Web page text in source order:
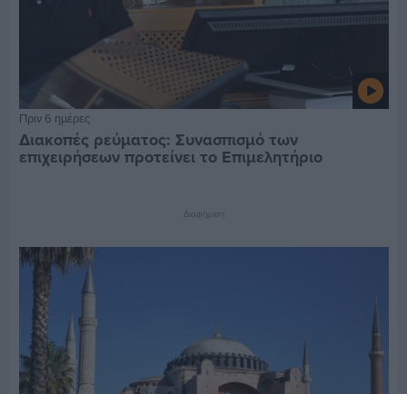
Πριν 6 ημέρες
Διακοπές ρεύματος: Συνασπισμό των
επιχειρήσεων προτείνει το Επιμελητήριο
Διαφήμιση